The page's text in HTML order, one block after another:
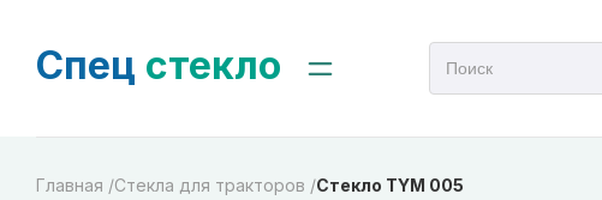
Спец стекло
Главная /Стекла для тракторов /Стекло TYM 005